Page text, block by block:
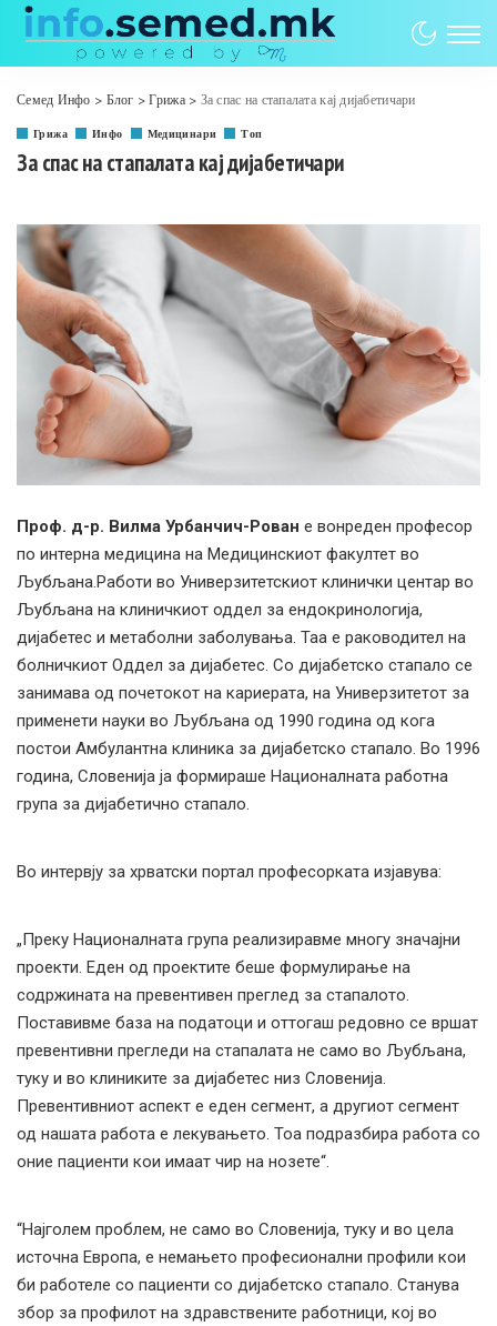
Семед Инфо > Блог >Грижа> За спас на стапалата кај дијабетичари
Грижа Инфо Медицинари Топ
За спас на стапалата кај дијабетичари
Проф. д-р. Вилма Урбанчич-Рован е вонреден професор
по интерна медицина на Медицинскиот факултет во
Љубљана.Работи во Универзитетскиот клинички центар во
Љубљана на клиничкиот оддел за ендокринологија,
дијабетес и метаболни заболувања. Таа е раководител на
болничкиот Оддел за дијабетес. Со дијабетско стапало се
занимава од почетокот на кариерата, на Универзитетот за
применети науки во Љубљана од 1990 година од кога
постои Амбулантна клиника за дијабетско стапало. Во 1996
година, Словенија ја формираше Националната работна
група за дијабетично стапало.
Во интервју за хрватски портал професорката изјавува:
„Преку Националната група реализиравме многу значајни
проекти. Еден од проектите беше формулирање на
содржината на превентивен преглед за стапалото.
Поставивме база на податоци и оттогаш редовно се вршат
превентивни прегледи на стапалата не само во Љубљана,
туку и во клиниките за дијабетес низ Словенија.
Превентивниот аспект е еден сегмент, а другиот сегмент
од нашата работа е лекувањето. Тоа подразбира работа со
оние пациенти кои имаат чир на нозете“.
“Најголем проблем, не само во Словенија, туку и во цела
источна Европа, е немањето професионални профили кои
би работеле со пациенти со дијабетско стапало. Станува
збор за профилот на здравствените работници, кој во